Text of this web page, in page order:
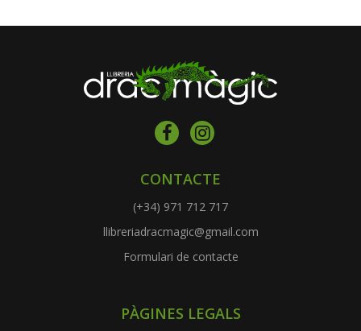
CONTACTE
(+34) 971 712 717
llibreriadracmagic@gmail.com
Formulari de contacte
PÀGINES LEGALS